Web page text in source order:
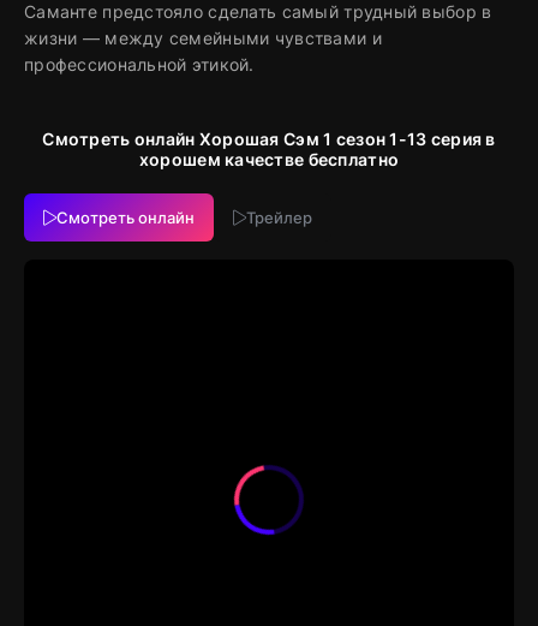
Саманте предстояло сделать самый трудный выбор в
жизни — между семейными чувствами и
профессиональной этикой.
Смотреть онлайн Хорошая Сэм 1 сезон 1-13 серия в
хорошем качестве бесплатно
Смотреть онлайн Трейлер